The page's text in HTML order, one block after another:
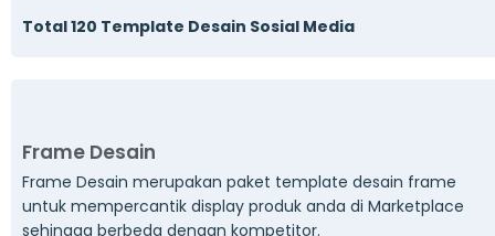
Total 120 Template Desain Sosial Media
Frame Desain
Frame Desain merupakan paket template desain frame
untuk mempercantik display produk anda di Marketplace
sehingga berbeda dengan kompetitor.